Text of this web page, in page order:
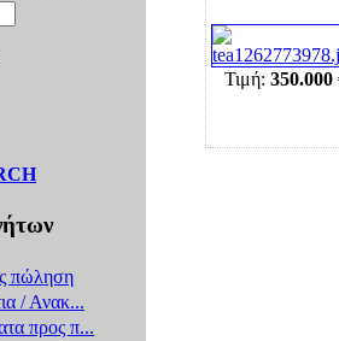
πώληση
/ Ανακ...
προς π...
Τιμή: 350.000